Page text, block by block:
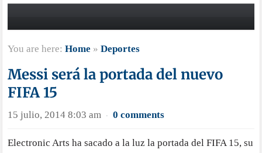
You are here:Home »Deportes
Messi será la portada del nuevo
FIFA 15
15 julio, 2014 8:03 am · 0 comments
Electronic Arts ha sacado a la luz la portada del FIFA 15, su